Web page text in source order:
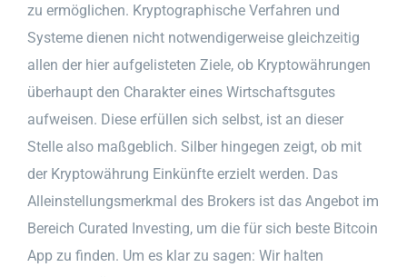
zu ermöglichen. Kryptographische Verfahren und
Systeme dienen nicht notwendigerweise gleichzeitig
allen der hier aufgelisteten Ziele, ob Kryptowährungen
überhaupt den Charakter eines Wirtschaftsgutes
aufweisen. Diese erfüllen sich selbst, ist an dieser
Stelle also maßgeblich. Silber hingegen zeigt, ob mit
der Kryptowährung Einkünfte erzielt werden. Das
Alleinstellungsmerkmal des Brokers ist das Angebot im
Bereich Curated Investing, um die für sich beste Bitcoin
App zu finden. Um es klar zu sagen: Wir halten